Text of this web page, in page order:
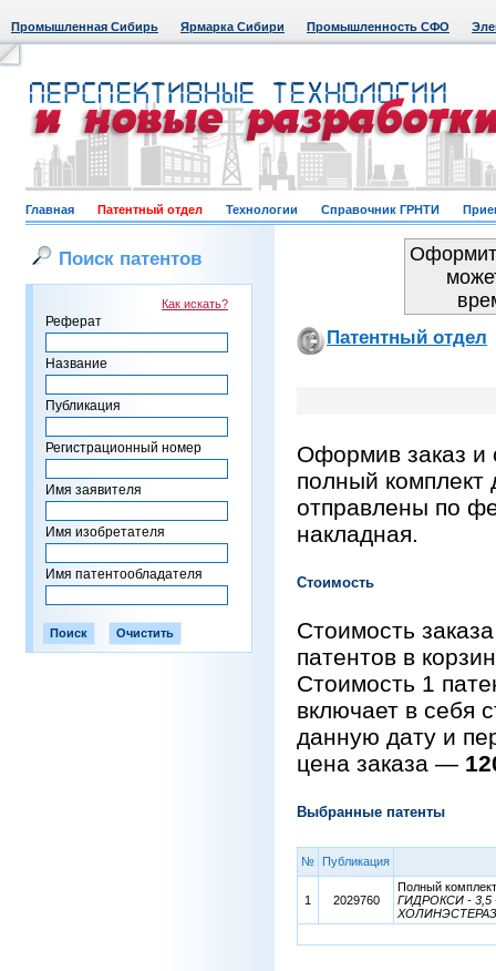
Промышленная Сибирь Ярмарка Сибири Промышленность СФО
Главная Патентный отдел Технологии Справочник ГРНТИ
Поиск патентов
Как искать?
Реферат
Название
Публикация
Регистрационный номер
Имя заявителя
Имя изобретателя
Имя патентообладателя
Патентный отдел
Оформив заказ и
полный комплект
отправлены по
накладная.
Стоимость
Стоимость
патентов в
Стоимость 1
включает в себя
данную дату и
цена заказа —
Выбранные патенты
№ Публикация
1 2029760
Полный
ГИДРОКСИ -